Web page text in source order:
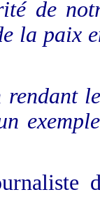
de
la paix
rendant